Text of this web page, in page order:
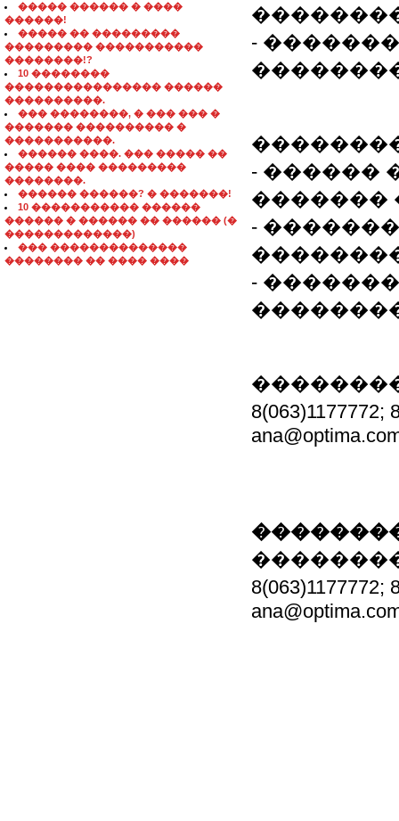
����� ������ � ����
������!
����� �� ���������
��������� �����������
��������!?
10 ��������
���������������� ������
����������.
��� ��������, � ��� ��� �
������� ���������� �
�����������.
������ ����. ��� ����� ��
����� ���� ���������
��������.
������ ������? � �������!
10 ����������� ������
������ � ������ �� ������ (�
�������������)
��� ��������������
�������� �� ���� ����
-
- ������
�������
-
-